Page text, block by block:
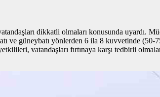
dikkatli olmaları konusunda uyardı.
ve güneybatı yönlerden 6 ila 8 kuvvetinde (50-
vatandaşları fırtınaya karşı tedbirli